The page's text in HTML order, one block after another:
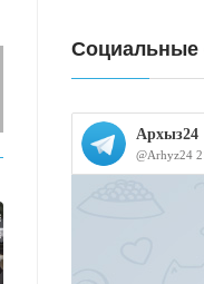
Социальные